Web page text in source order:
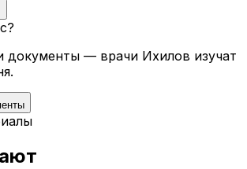
— врачи Ихилов изучат